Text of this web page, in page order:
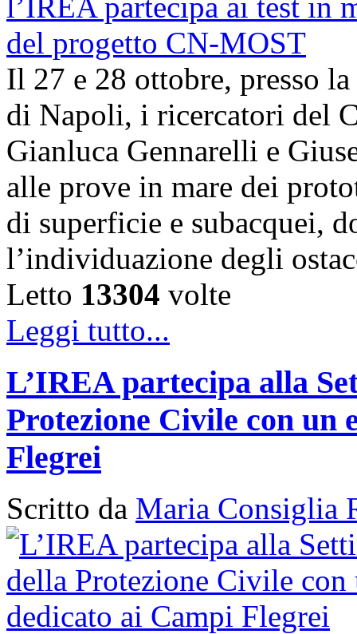
Il 27 e 28 ottobre, presso
di Napoli, i ricercatori del
Gianluca Gennarelli e
alle prove in mare dei
di superficie e subacquei,
l’individuazione degli
Letto 13304 volte
Leggi tutto...
L’IREA partecipa alla
Protezione Civile con un
Flegrei
Scritto da Maria Consiglia